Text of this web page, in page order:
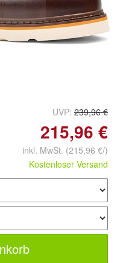
UVP: 239,96 €
215,96 €
inkl. MwSt. (215,96 €/)
Kostenloser Versand